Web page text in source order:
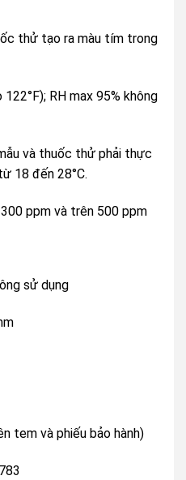
thử tạo ra màu tím trong
RH max 95% không
và thuốc thử phải thực
18 đến 28°C.
ppm và trên 500 ppm
sử dụng
tem và phiếu bảo hành)